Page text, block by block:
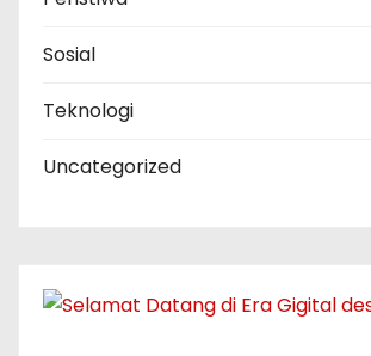
Sosial
Teknologi
Uncategorized